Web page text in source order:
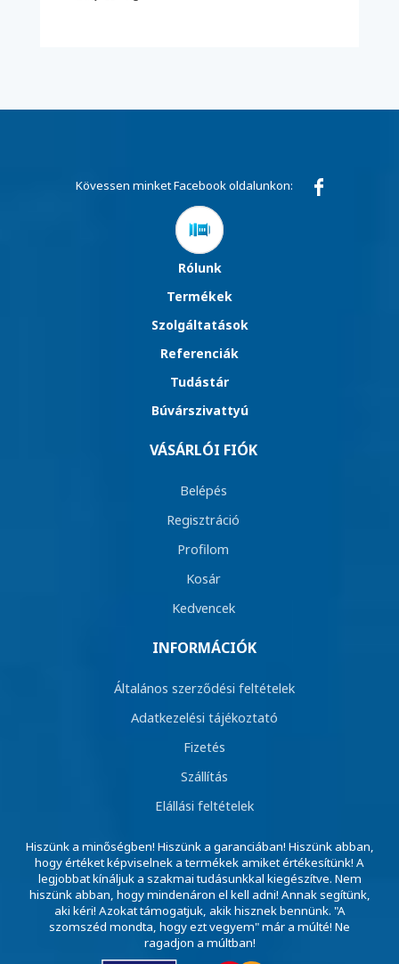
Kövessen minket Facebook oldalunkon:
Rólunk
Termékek
Szolgáltatások
Referenciák
Tudástár
Búvárszivattyú
VÁSÁRLÓI FIÓK
Belépés
Regisztráció
Profilom
Kosár
Kedvencek
INFORMÁCIÓK
Általános szerződési feltételek
Adatkezelési tájékoztató
Fizetés
Szállítás
Elállási feltételek
Hiszünk a minőségben! Hiszünk a garanciában! Hiszünk abban,
hogy értéket képviselnek a termékek amiket értékesítünk! A
legjobbat kínáljuk a szakmai tudásunkkal kiegészítve. Nem
hiszünk abban, hogy mindenáron el kell adni! Annak segítünk,
aki kéri! Azokat támogatjuk, akik hisznek bennünk. "A
szomszéd mondta, hogy ezt vegyem" már a múlté! Ne
ragadjon a múltban!